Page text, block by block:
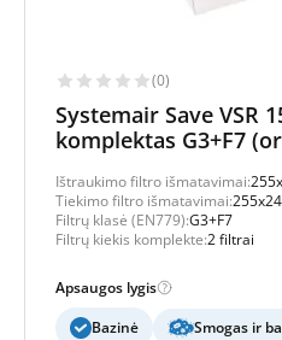
(0)
Systemair Save VSR
komplektas G3+F7
Ištraukimo filtro išmatavimai:
Tiekimo filtro išmatavimai:
Filtrų klasė (EN779):G3+F7
Filtrų kiekis komplekte:2 filtrai
Apsaugos lygis
Bazinė
Smogas ir